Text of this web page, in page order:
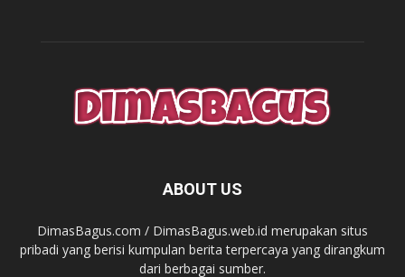
ABOUT US
DimasBagus.com / DimasBagus.web.id merupakan situs
pribadi yang berisi kumpulan berita terpercaya yang dirangkum
dari berbagai sumber.